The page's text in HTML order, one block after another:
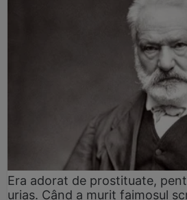
Era adorat de prostituate,
uriaș. Când a murit faimosul